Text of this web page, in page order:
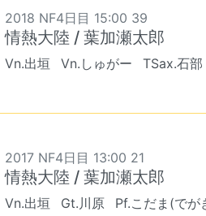
2018 NF4日目 15:00 39
情熱大陸 / 葉加瀬太郎
Vn.出垣 Vn.しゅがー TSax.石部
2017 NF4日目 13:00 21
情熱大陸 / 葉加瀬太郎
Vn.出垣 Gt.川原 Pf.こだま(でが